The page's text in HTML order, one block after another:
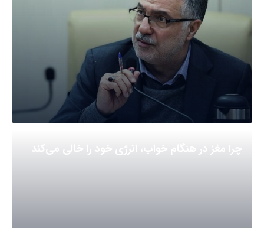
چرا مغز در هنگام خواب، انرژی خود را خالی می‌کند